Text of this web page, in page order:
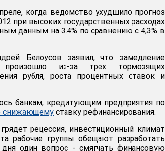
когда ведомство ухудшило прогноз
при высоких государственных расходах
данным на 3,4% по сравнению с 4,3% в
Белоусов заявил, что замедление
из-за трех тормозящих
рубля, роста процентных ставок и
банкам, кредитующим предприятия по
снижающему ставку рефинансирования.
рецессия, инвестиционный климат
рабочие группы обещают разработать
один вопрос - смягчать финансовую